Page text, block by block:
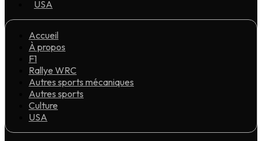
USA
Accueil
À propos
F1
Rallye WRC
Autres sports mécaniques
Autres sports
Culture
USA